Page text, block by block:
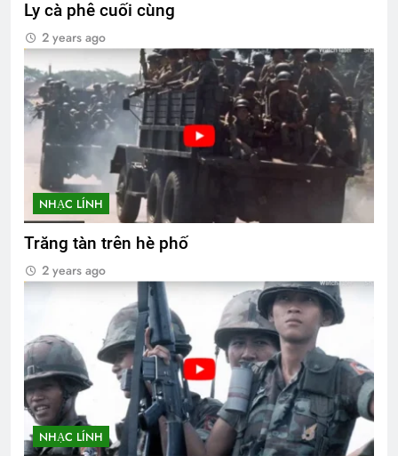
Ly cà phê cuối cùng
2 years ago
NHẠC LÍNH
Trăng tàn trên hè phố
2 years ago
NHẠC LÍNH